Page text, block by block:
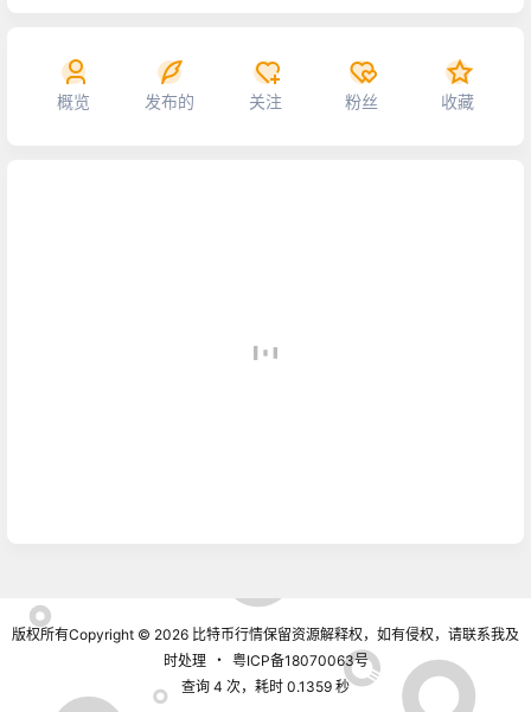
概览 发布的 关注 粉丝 收藏
版权所有Copyright © 2026 比特币行情保留资源解释权，如有侵权，请联系我及
时处理
・ 粤ICP备18070063号
查询 4 次，耗时 0.1359 秒